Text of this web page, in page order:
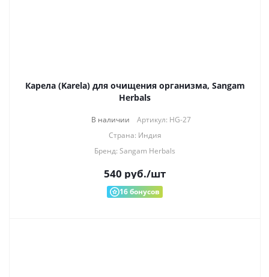
Карела (Karela) для очищения организма, Sangam
Herbals
В наличии
Артикул: HG-27
Страна: Индия
Бренд: Sangam Herbals
540 руб./шт
16бонусов